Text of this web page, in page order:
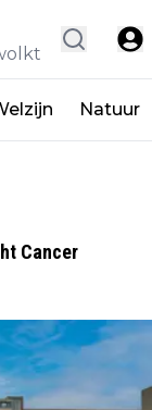
Natuur
Cancer